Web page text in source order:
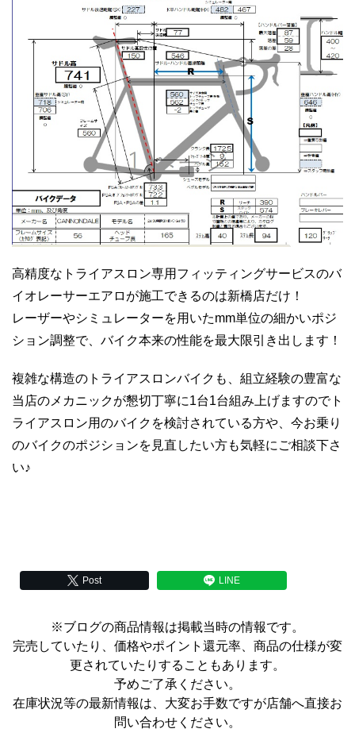
高精度なトライアスロン専用フィッティングサービスのバ
イオレーサーエアロが施工できるのは新橋店だけ！
レーザーやシミュレーターを用いたmm単位の細かいポジ
ション調整で、バイク本来の性能を最大限引き出します！
複雑な構造のトライアスロンバイクも、組立経験の豊富な
当店のメカニックが懇切丁寧に1台1台組み上げますのでト
ライアスロン用のバイクを検討されている方や、今お乗り
のバイクのポジションを見直したい方も気軽にご相談下さ
い♪
Post LINE
※ブログの商品情報は掲載当時の情報です。
完売していたり、価格やポイント還元率、商品の仕様が変
更されていたりすることもあります。
予めご了承ください。
在庫状況等の最新情報は、大変お手数ですが店舗へ直接お
問い合わせください。